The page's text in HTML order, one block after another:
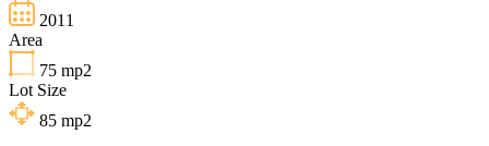
2011
Area
75 mp2
Lot Size
85 mp2